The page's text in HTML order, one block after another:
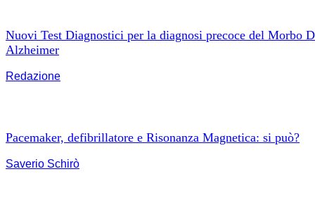
Nuovi Test Diagnostici per la diagnosi precoce del Morbo
Alzheimer
Redazione
Pacemaker, defibrillatore e Risonanza Magnetica: si può?
Saverio Schirò